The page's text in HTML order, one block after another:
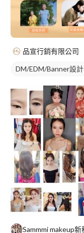
品宣行銷有限公司
DM/EDM/Banner設計